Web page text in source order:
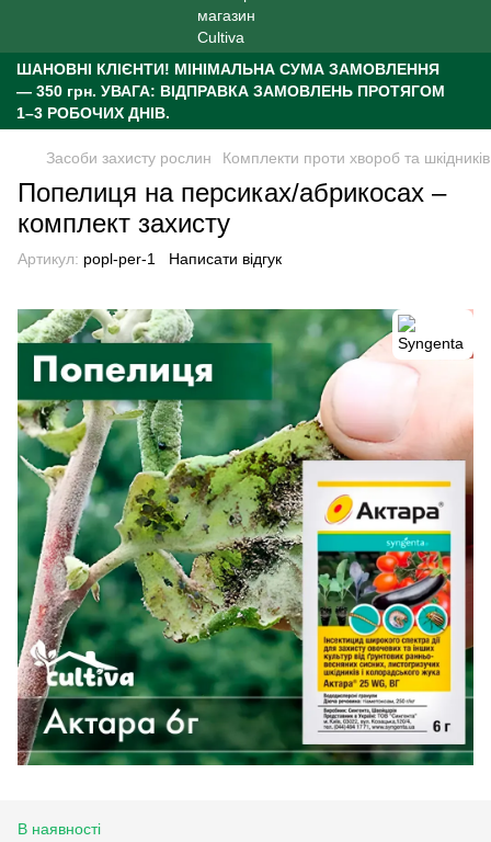
ШАНОВНІ КЛІЄНТИ! МІНІМАЛЬНА СУМА ЗАМОВЛЕННЯ
— 350 грн. УВАГА: ВІДПРАВКА ЗАМОВЛЕНЬ ПРОТЯГОМ
1–3 РОБОЧИХ ДНІВ.
Засоби захисту рослин Комплекти проти хвороб та шкідників
Попелиця на персиках/абрикосах –
комплект захисту
Артикул: popl-per-1 Написати відгук
В наявності